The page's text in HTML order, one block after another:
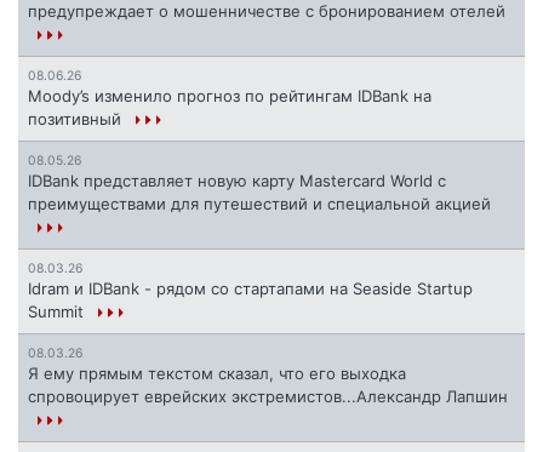
предупреждает о мошенничестве с бронированием отелей
08.06.26
Moody’s изменило прогноз по рейтингам IDBank на
позитивный
08.05.26
IDBank представляет новую карту Mastercard World с
преимуществами для путешествий и специальной акцией
08.03.26
Idram и IDBank - рядом со стартапами на Seaside Startup
Summit
08.03.26
Я ему прямым текстом сказал, что его выходка
спровоцирует еврейских экстремистов...Александр Лапшин